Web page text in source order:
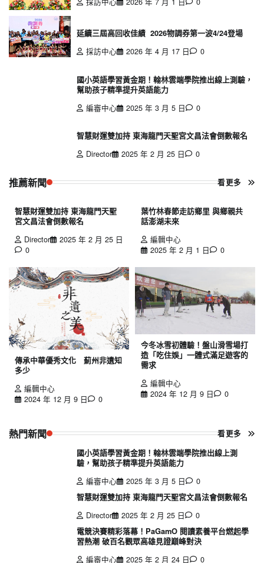
延續三屆高回收佳績 2026物調券第一波4/24登場
採訪中心
2026 年 4 月 17 日 0
國小英語學習黃金期！翰林雲端學院推出線上測驗，
幫助孩子精準提升英語能力
編審中心
2025 年 3 月 5 日 0
智慧財運雙加持 東海龍門天聖宮文昌法會倒數報名
Director
2025 年 2 月 25 日 0
推薦新聞 看更多
智慧財運雙加持 東海龍門天聖
宮文昌法會倒數報名
Director
2025 年 2 月 25 日
0
葉竹林春節走訪鄉里 與鄉親共
話澎湖未來
編輯中心
2025 年 2 月 1 日
0
傳承中華優秀文化 薊州非遺知
多少
編輯中心
2024 年 12 月 9 日
0
今冬冰雪初體驗！盤山滑雪場打
造「吃住娛」一體式滿足遊客的
需求
編輯中心
2024 年 12 月 9 日
0
熱門新聞 看更多
國小英語學習黃金期！翰林雲端學院推出線上測
驗，幫助孩子精準提升英語能力
編審中心
2025 年 3 月 5 日
0
智慧財運雙加持 東海龍門天聖宮文昌法會倒數報名
Director
2025 年 2 月 25 日
0
電競決賽精彩落幕！PaGamO 閱讀素養平台燃起學
習熱潮 破百名觀眾高雄見證巔峰對決
編審中心
2025 年 2 月 24 日 0